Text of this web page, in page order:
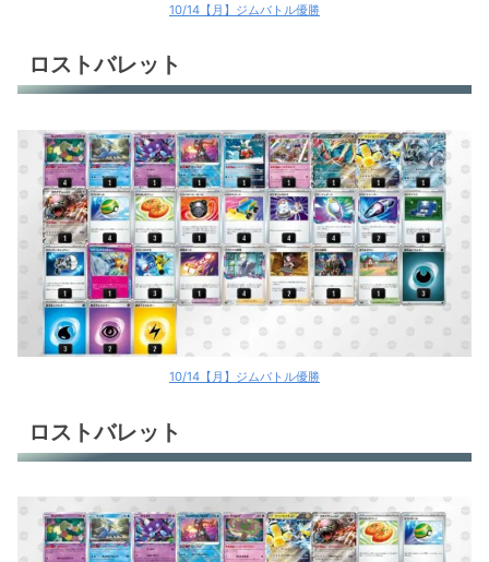
10/14【月】ジムバトル優勝
ロストバレット
10/14【月】ジムバトル優勝
ロストバレット